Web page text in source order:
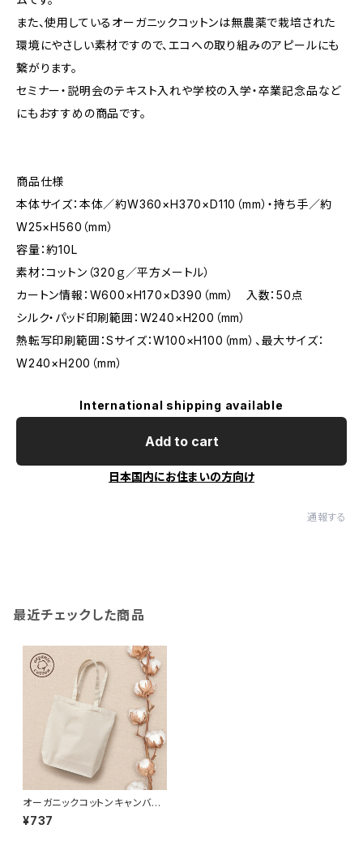
また、使用しているオーガニックコットンは無農薬で栽培された
環境にやさしい素材ですので、エコへの取り組みのアピールにも
繋がります。
セミナー・説明会のテキスト入れや学校の入学・卒業記念品など
にもおすすめの商品です。
商品仕様
本体サイズ：本体／約W360×H370×D110（mm）・持ち手／約
W25×H560（mm）
容量：約10L
素材：コットン（320ｇ／平方メートル）
カートン情報：W600×H170×D390（mm） 入数：50点
シルク・パッド印刷範囲：W240×H200（mm）
熱転写印刷範囲：Sサイズ：W100×H100（mm）、最大サイズ：
W240×H200（mm）
International shipping available
Add to cart
日本国内にお住まいの方向け
通報する
最近チェックした商品
オーガニックコットンキャンバス
トート（M）MG ナチュラル
¥737